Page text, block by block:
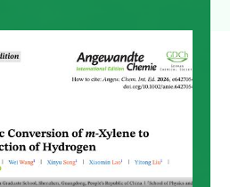
率分析仪-单颗粒黑碳光度计（DMA-
大气含黑碳颗粒核粒径、包裹量和形